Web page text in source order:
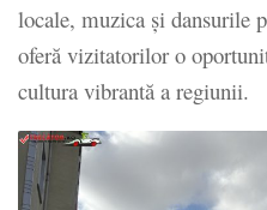
locale, muzica și dansurile
oferă vizitatorilor o
cultura vibrantă a regiunii.